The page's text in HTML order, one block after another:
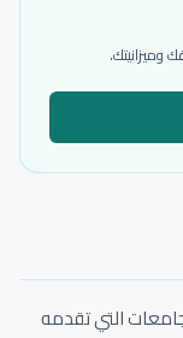
وميزانيتك.
التي تقدمه